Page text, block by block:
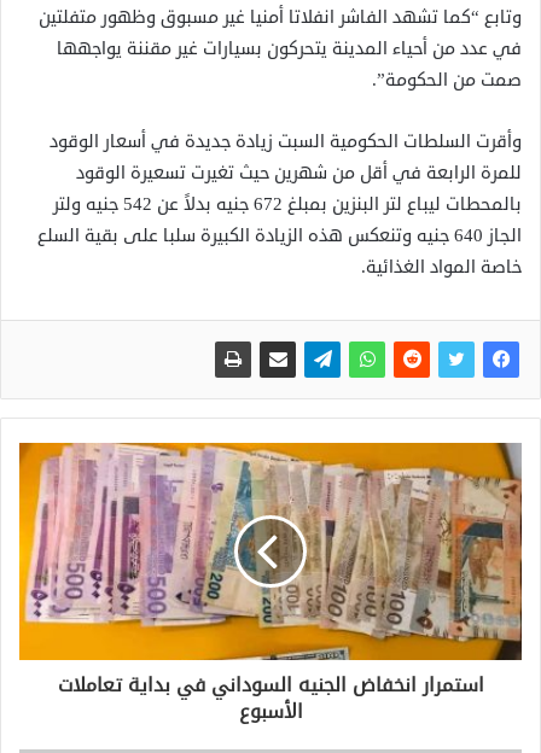
وتابع “كما تشهد الفاشر انفلاتا أمنيا غير مسبوق وظهور متفلتين
في عدد من أحياء المدينة يتحركون بسيارات غير مقننة يواجهها
صمت من الحكومة”.
وأقرت السلطات الحكومية السبت زيادة جديدة في أسعار الوقود
للمرة الرابعة في أقل من شهرين حيث تغيرت تسعيرة الوقود
بالمحطات ليباع لتر البنزين بمبلغ 672 جنيه بدلاً عن 542 جنيه ولتر
الجاز 640 جنيه وتنعكس هذه الزيادة الكبيرة سلبا على بقية السلع
خاصة المواد الغذائية.
استمرار انخفاض الجنيه السوداني في بداية تعاملات
الأسبوع